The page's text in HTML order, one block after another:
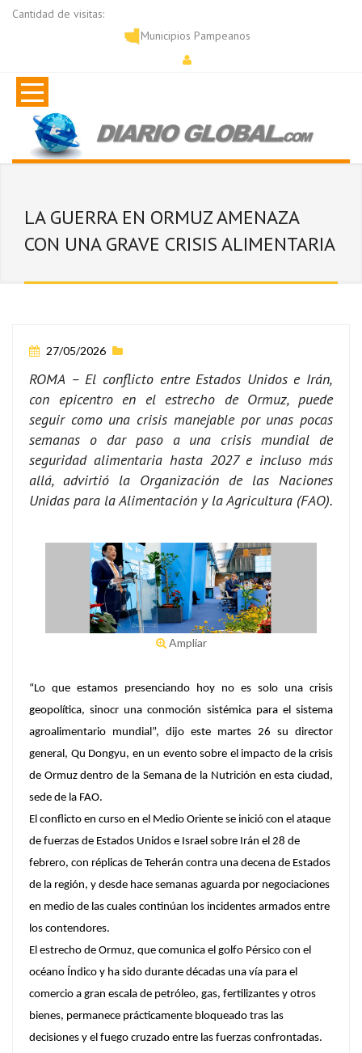
Cantidad de visitas:
Municipios Pampeanos
LA GUERRA EN ORMUZ AMENAZA
CON UNA GRAVE CRISIS ALIMENTARIA
27/05/2026
ROMA – El conflicto entre Estados Unidos e Irán,
con epicentro en el estrecho de Ormuz, puede
seguir como una crisis manejable por unas pocas
semanas o dar paso a una crisis mundial de
seguridad alimentaria hasta 2027 e incluso más
allá, advirtió la Organización de las Naciones
Unidas para la Alimentación y la Agricultura (FAO).
Ampliar
“Lo que estamos presenciando hoy no es solo una crisis
geopolítica, sinocr una conmoción sistémica para el sistema
agroalimentario mundial”, dijo este martes 26 su director
general, Qu Dongyu, en un evento sobre el impacto de la crisis
de Ormuz dentro de la Semana de la Nutrición en esta ciudad,
sede de la FAO.
El conflicto en curso en el Medio Oriente se inició con el ataque
de fuerzas de Estados Unidos e Israel sobre Irán el 28 de
febrero, con réplicas de Teherán contra una decena de Estados
de la región, y desde hace semanas aguarda por negociaciones
en medio de las cuales continúan los incidentes armados entre
los contendores.
El estrecho de Ormuz, que comunica el golfo Pérsico con el
océano Índico y ha sido durante décadas una vía para el
comercio a gran escala de petróleo, gas, fertilizantes y otros
bienes, permanece prácticamente bloqueado tras las
decisiones y el fuego cruzado entre las fuerzas confrontadas.